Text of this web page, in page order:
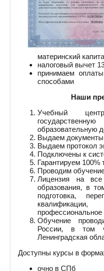
материнский
налоговый вычет
принимаем
способами
Наши
Учебный
образовательную
Выдаем документы
Выдаем протокол
Подключены к
Гарантируем 100%
Проводим
Лицензия на все
образования, в
подготовка,
профессиональное
Обучение
России, в том
Ленинградская
Доступны курсы в
очно в СПб